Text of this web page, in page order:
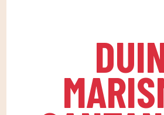
ambient divertit que
companyonia.Per això,
apostem per una quota
familiar que permeti a